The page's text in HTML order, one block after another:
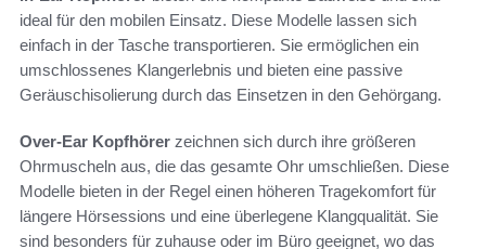
ideal für den mobilen Einsatz. Diese Modelle lassen sich
einfach in der Tasche transportieren. Sie ermöglichen ein
umschlossenes Klangerlebnis und bieten eine passive
Geräuschisolierung durch das Einsetzen in den Gehörgang.
Over-Ear Kopfhörer zeichnen sich durch ihre größeren
Ohrmuscheln aus, die das gesamte Ohr umschließen. Diese
Modelle bieten in der Regel einen höheren Tragekomfort für
längere Hörsessions und eine überlegene Klangqualität. Sie
sind besonders für zuhause oder im Büro geeignet, wo das